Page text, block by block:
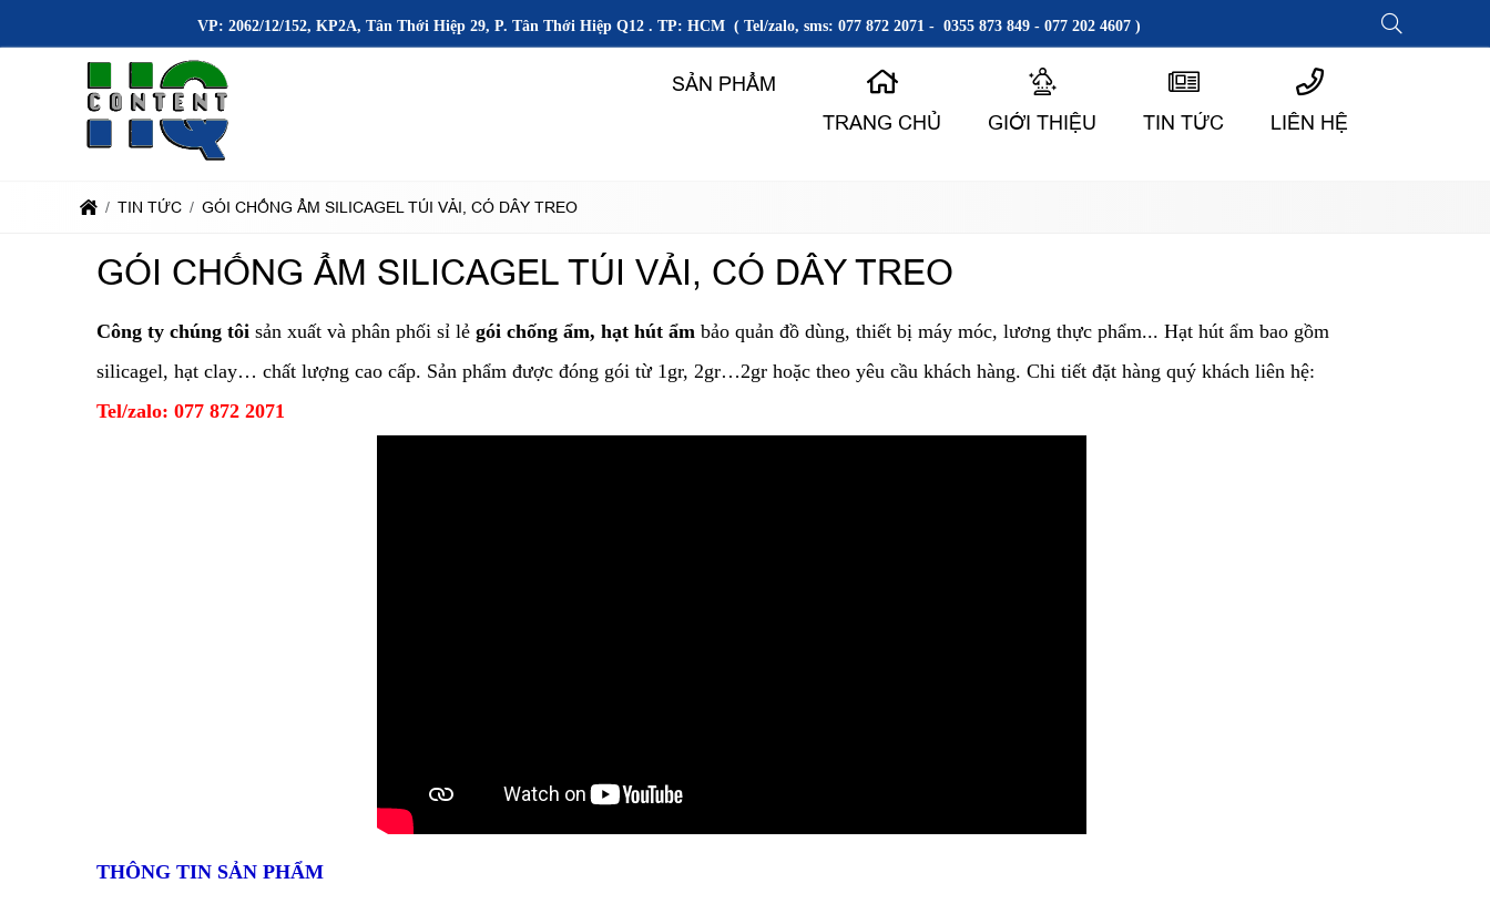
VP: 2062/12/152, KP2A, Tân Thới Hiệp 29, P. Tân Thới Hiệp Q12 . TP: HCM ( Tel/zalo, sms: 077 872 2071 - 0355 873 849 - 077 202 4607 )
SẢN PHẨM
TRANG CHỦ
GIỚI THIỆU TIN TỨC LIÊN HỆ
TIN TỨC GÓI CHỐNG ẨM SILICAGEL TÚI VẢI, CÓ DÂY TREO
GÓI CHỐNG ẨM SILICAGEL TÚI VẢI, CÓ DÂY TREO
Công ty chúng tôi sản xuất và phân phối sỉ lẻ gói chống ẩm, hạt hút ẩm bảo quản đồ dùng, thiết bị máy móc, lương thực phẩm... Hạt hút ẩm bao gồm
silicagel, hạt clay… chất lượng cao cấp. Sản phẩm được đóng gói từ 1gr, 2gr…2gr hoặc theo yêu cầu khách hàng. Chi tiết đặt hàng quý khách liên hệ:
Tel/zalo: 077 872 2071
THÔNG TIN SẢN PHẨM